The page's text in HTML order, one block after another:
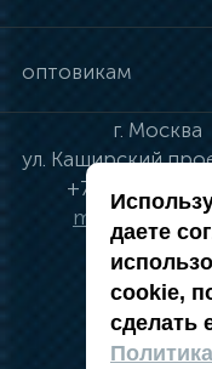
оптовикам
г. Москва
ул. Каширский
+7 (495) 134-
даете
cookie,
сделать
Политика